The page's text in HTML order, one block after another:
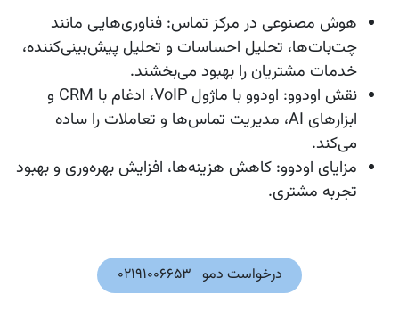
هوش مصنوعی در مرکز تماس: فناوری‌هایی مانند
چت‌بات‌ها، تحلیل احساسات و تحلیل پیش‌بینی‌کننده،
خدمات مشتریان را بهبود می‌بخشند.
نقش اودوو
: اودوو با ماژول VoIP، ادغام با CRM و
ابزارهای AI، مدیریت تماس‌ها و تعاملات را ساده
می‌کند.
مزایای اودوو: کاهش هزینه‌ها، افزایش بهره‌وری و بهبود
تجربه مشتری.
درخواست دمو 021​​91006653